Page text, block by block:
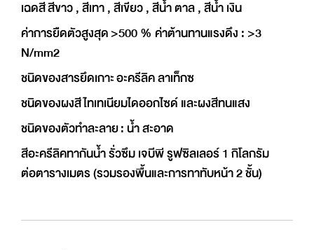
เฉดสี สีขาว , สีเทา , สีเขียว , สีน้ำ ตาล , สีน้ำ เงิน
ค่าการยืดตัวสูงสุด >500 % ค่าต้านทานแรงดึง : >3
N/mm2
ชนิดของสารยึดเกาะ อะครีลิค ลาเท็กซ
ชนิดของผงสี ไทเทเนียมไดออกไซด์ และผงสีทนแสง
ชนิดของตัวทำละลาย : น้ำ สะอาด
สีอะครีลิคทากันน้ำ รั่วซึม เจบีพี รูฟซิลเลอร์ 1 กิโลกรัม
ต่อตารางเมตร (รวมรองพื้นและการทาทับหน้า 2 ชั้น)